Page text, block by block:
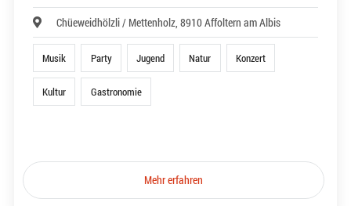
Chüeweidhölzli / Mettenholz, 8910 Affoltern am Albis
Musik Party Jugend Natur Konzert
Kultur Gastronomie
Mehr erfahren